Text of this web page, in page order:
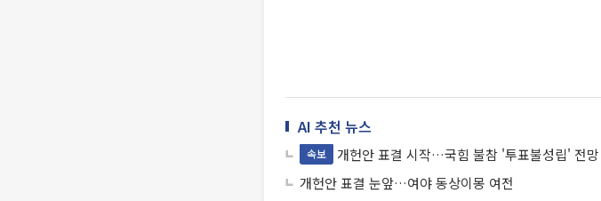
AI 추천 뉴스
속보
개헌안 표결 시작…국힘 불참 '투표불성립' 전망
개헌안 표결 눈앞…여야 동상이몽 여전